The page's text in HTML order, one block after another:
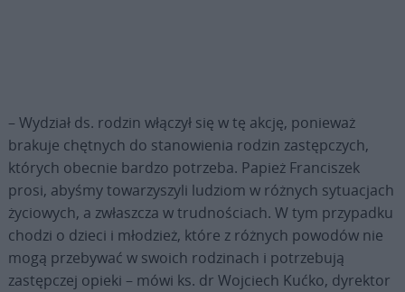
– Wydział ds. rodzin włączył się w tę akcję, ponieważ
brakuje chętnych do stanowienia rodzin zastępczych,
których obecnie bardzo potrzeba. Papież Franciszek
prosi, abyśmy towarzyszyli ludziom w różnych sytuacjach
życiowych, a zwłaszcza w trudnościach. W tym przypadku
chodzi o dzieci i młodzież, które z różnych powodów nie
mogą przebywać w swoich rodzinach i potrzebują
zastępczej opieki – mówi ks. dr Wojciech Kućko, dyrektor